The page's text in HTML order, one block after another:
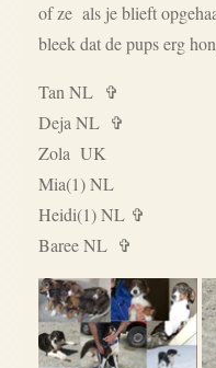
of ze als je blieft
bleek dat de pups erg
Tan NL ✞
Deja NL ✞
Zola UK
Mia(1) NL
Heidi(1) NL ✞
Baree NL ✞